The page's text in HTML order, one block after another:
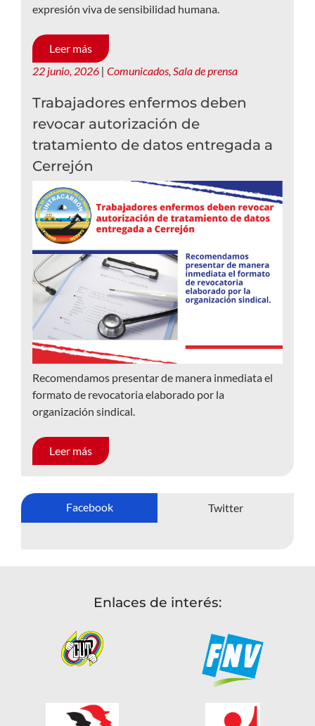
expresión viva de sensibilidad humana.
Leer más
22 junio, 2026 | Comunicados, Sala de prensa
Trabajadores enfermos deben
revocar autorización de
tratamiento de datos entregada a
Cerrejón
Recomendamos presentar de manera inmediata el
formato de revocatoria elaborado por la
organización sindical.
Leer más
Facebook Twitter
Enlaces de interés: